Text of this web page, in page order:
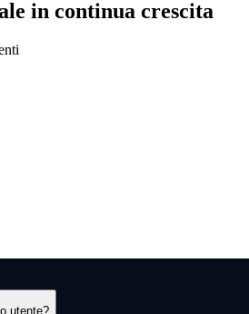
in continua crescita
utente?